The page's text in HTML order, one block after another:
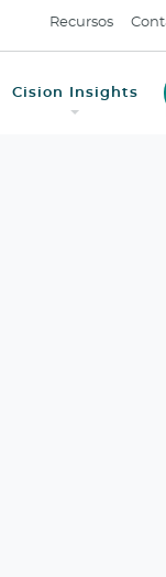
Recursos
Cision Insights